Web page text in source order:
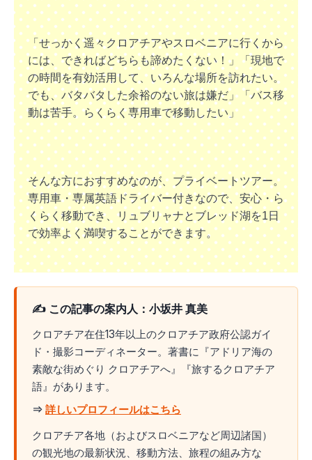
「せっかく遥々クロアチアやスロベニアに行くから
には、できればどちらも諦めたくない！」「現地で
の時間を有効活用して、いろんな場所を訪れたい。
でも、バタバタした余裕のない旅は嫌だ」「バス移
動は苦手。らくらく専用車で移動したい」
そんな方におすすめなのが、プライベートツアー。
専用車・専属英語ドライバー付きなので、安心・ら
くらく移動でき、リュブリャナとブレッド湖を1日
で効率よく満喫することができます。
✍️ この記事の案内人：小坂井 真美
クロアチア在住13年以上のクロアチア政府公認ガイ
ド・撮影コーディネーター。著書に『アドリア海の
素敵な街めぐり クロアチアへ』『旅するクロアチア
語』があります。
⇒ 詳しいプロフィールはこちら
クロアチア各地（およびスロベニアなど周辺諸国）
の観光地の最新状況、移動方法、旅程の組み方な